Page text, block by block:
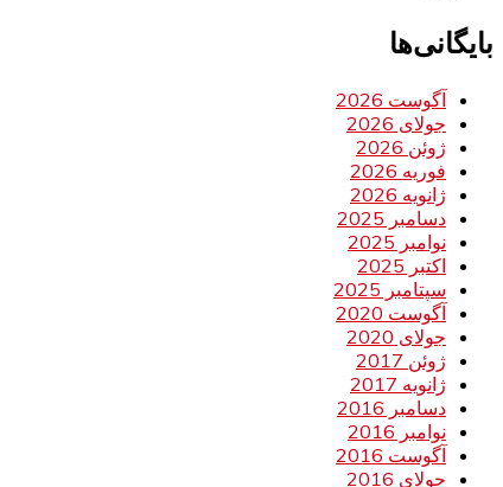
بایگانی‌ها
آگوست 2026
جولای 2026
ژوئن 2026
فوریه 2026
ژانویه 2026
دسامبر 2025
نوامبر 2025
اکتبر 2025
سپتامبر 2025
آگوست 2020
جولای 2020
ژوئن 2017
ژانویه 2017
دسامبر 2016
نوامبر 2016
آگوست 2016
جولای 2016